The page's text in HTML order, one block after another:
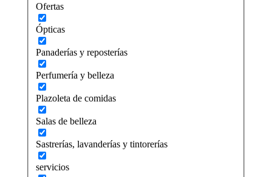
Ofertas
Ópticas
Panaderías y reposterías
Perfumería y belleza
Plazoleta de comidas
Salas de belleza
Sastrerías, lavanderías y tintorerías
servicios